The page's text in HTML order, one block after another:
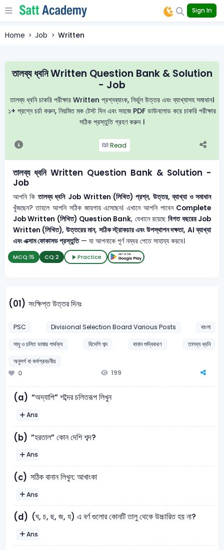
Sign In
Home Job Written
তালব্য ধ্বনি Written Question Bank & Solution
- Job
তালব্য ধ্বনি চাকরি পরীক্ষার Written প্রশ্নব্যাংক, নির্ভুল উত্তর এবং ব্যাখ্যাসহ সমাধান।
১+ প্রশ্নে চর্চা করুন, নিয়মিত মক টেস্ট দিন এবং সহজে PDF ডাউনলোড করে চাকরি পরীক্ষার
সঠিক প্রস্তুতি গ্রহণ করুন ।
Read
তালব্য ধ্বনি Written Question Bank & Solution -
Job
আপনি কিতালব্য ধ্বনি Job Written (লিখিত) প্রশ্ন, উত্তর, ব্যাখ্যা ও সমাধান
খুঁজছেন? তাহলে আপনি সঠিক জায়গায় এসেছেন। এখানে আপনি পাবেন Complete
Job Written (লিখিত) Question Bank, যেখানে রয়েছেবিগত বছরের Job
Written (লিখিত), উত্তরের মান, সঠিক স্ট্রাকচার এবং উপস্থাপন দক্ষতা, AI ব্যাখ্যা
এবং এক্সাম ফোকাসড প্রস্তুতি— যা আপনাকে পূর্ণ নম্বর পেতে সাহায্য করবে।
MCQ:15 CQ:2 Practice
(01) সংক্ষিপ্ত উত্তর দিনঃ
PSC Divisional Selection Board Various Posts
বাংলা
সাধু ও চলিত ভাষার পার্থক্য
বিদেশি শব্দ বানান শুদ্ধিকরণ
তালব্য ধ্বনি
অনুসর্গ বা কর্মপ্রবচনীয়
0
199
(a) “অদ্যাপি” শব্দৈর চলিতরূপ লিখুন
Ans
(b) ”হরতাল” কোন দেশি শব্দ?
Ans
(c) সঠিক বানান লিখুন: আখাংকা
Ans
(d) (ঘ, চ, ছ, জ, য) এ বর্ণ গুলোর কোনটি তালু থেকে উচ্চারিত হয় না?
Ans